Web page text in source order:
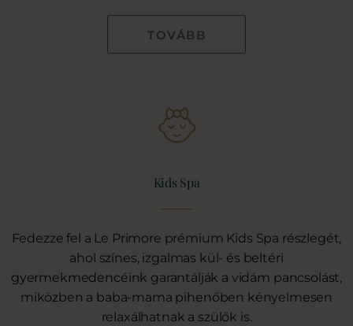
TOVÁBB
Kids Spa
Fedezze fel a Le Primore prémium Kids Spa részlegét,
ahol színes, izgalmas kül- és beltéri
gyermekmedencéink garantálják a vidám pancsolást,
miközben a baba-mama pihenőben kényelmesen
relaxálhatnak a szülők is.